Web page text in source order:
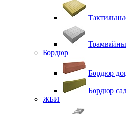
Бордюр
Бордюр
Бордюр
ЖБИ